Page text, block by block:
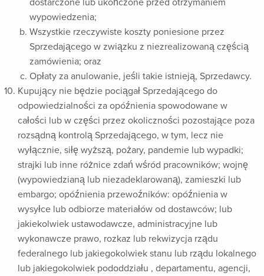
wypowiedzenia;
Wszystkie rzeczywiste koszty poniesione przez
Sprzedającego w związku z niezrealizowaną częścią
zamówienia; oraz
Opłaty za anulowanie, jeśli takie istnieją, Sprzedawcy.
Kupujący nie będzie pociągał Sprzedającego do
odpowiedzialności za opóźnienia spowodowane w
całości lub w części przez okoliczności pozostające poza
rozsądną kontrolą Sprzedającego, w tym, lecz nie
wyłącznie, siłę wyższą, pożary, pandemie lub wypadki;
strajki lub inne różnice zdań wśród pracowników; wojnę
(wypowiedzianą lub niezadeklarowaną), zamieszki lub
embargo; opóźnienia przewoźników: opóźnienia w
wysyłce lub odbiorze materiałów od dostawców; lub
jakiekolwiek ustawodawcze, administracyjne lub
wykonawcze prawo, rozkaz lub rekwizycja rządu
federalnego lub jakiegokolwiek stanu lub rządu lokalnego
lub jakiegokolwiek pododdziału , departamentu, agencji,